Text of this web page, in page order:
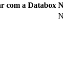
com a Databox